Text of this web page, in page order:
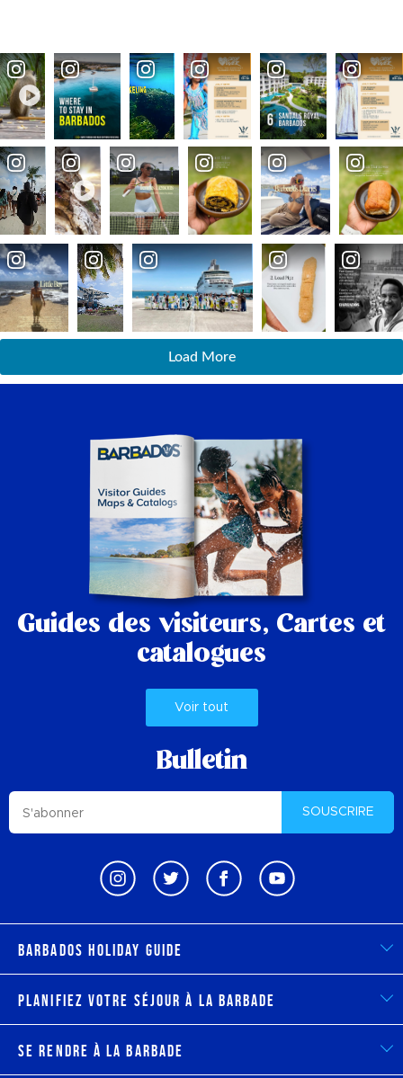
Load More
Guides des visiteurs, Cartes et
catalogues
Voir tout
Bulletin
SOUSCRIRE
Barbados Holiday Guide
Planifiez votre séjour à la Barbade
Se rendre à la Barbade